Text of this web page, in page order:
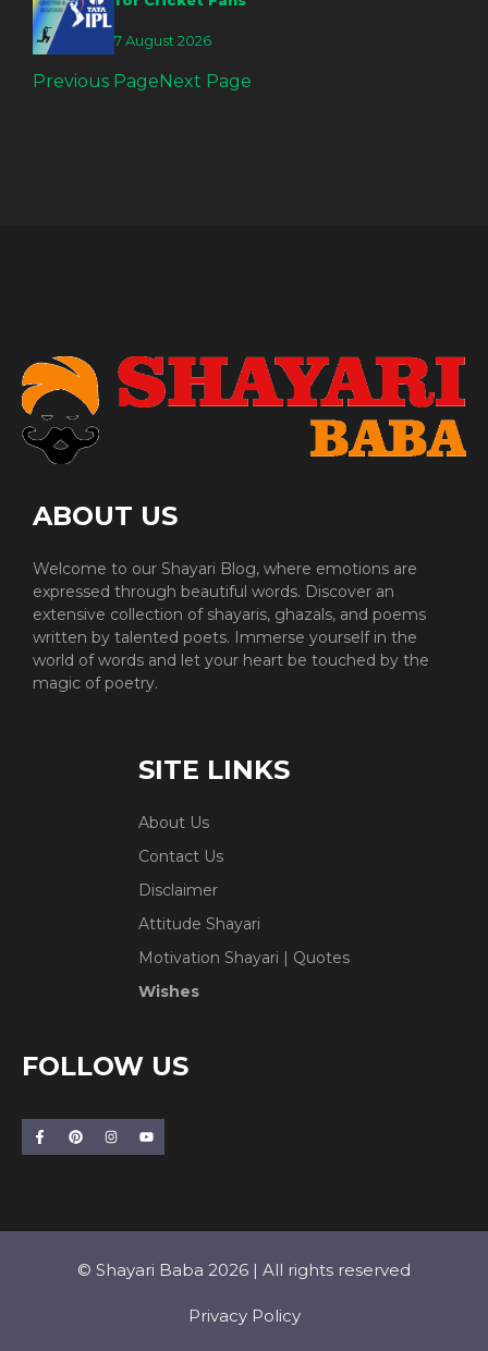
7 August 2026
Previous PageNext Page
ABOUT US
Welcome to our Shayari Blog, where emotions are
expressed through beautiful words. Discover an
extensive collection of shayaris, ghazals, and poems
written by talented poets. Immerse yourself in the
world of words and let your heart be touched by the
magic of poetry.
SITE LINKS
About Us
Contact Us
Disclaimer
Attitude Shayari
Motivation Shayari | Quotes
Wishes
FOLLOW US
© Shayari Baba 2026 | All rights reserved
Privacy Policy